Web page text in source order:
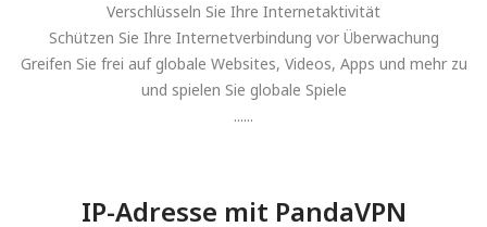
Verschlüsseln Sie Ihre Internetaktivität
Schützen Sie Ihre Internetverbindung vor Überwachung
Greifen Sie frei auf globale Websites, Videos, Apps und mehr zu
und spielen Sie globale Spiele
......
IP-Adresse mit PandaVPN